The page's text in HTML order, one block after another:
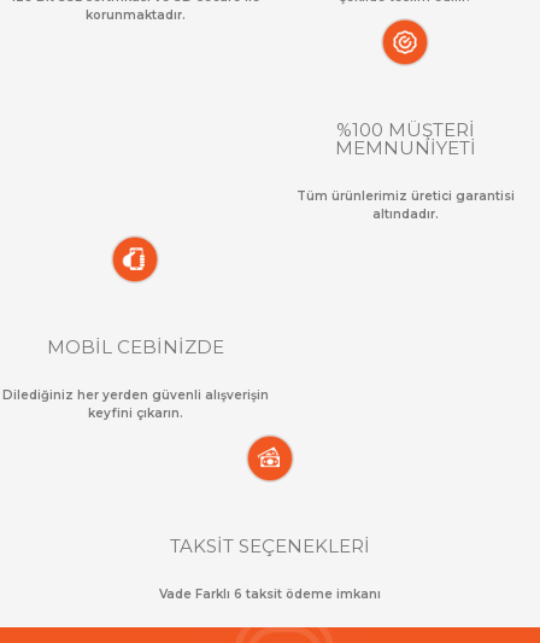
korunmaktadır.
%100 MÜŞTERİ
MEMNUNİYETİ
Tüm ürünlerimiz üretici garantisi
altındadır.
MOBİL CEBİNİZDE
Dilediğiniz her yerden güvenli alışverişin
keyfini çıkarın.
TAKSİT SEÇENEKLERİ
Vade Farklı 6 taksit ödeme imkanı